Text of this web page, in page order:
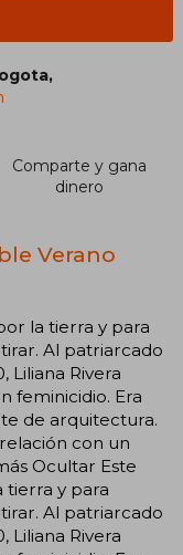
Comparte y gana
dinero
Verano
la tierra y para
Al patriarcado
Liliana Rivera
feminicidio. Era
de arquitectura.
con un
Ocultar Este
tierra y para
Al patriarcado
Liliana Rivera